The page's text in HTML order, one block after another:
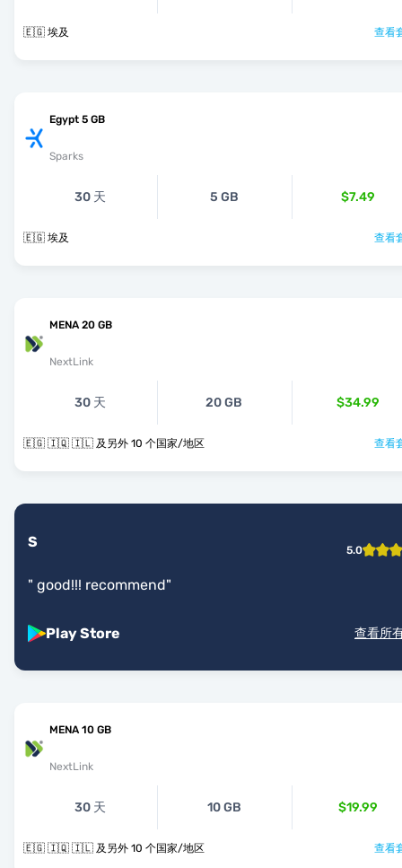
🇪🇬 埃及 查看
Egypt 5 GB
Sparks
30 天 5 GB $7.49
🇪🇬 埃及 查看
MENA 20 GB
NextLink
30 天 20 GB $34.99
🇪🇬 🇮🇶 🇮🇱 及另外 10 个国家/地区 查看
S 5.0
" good!!! recommend"
Play Store 查看所
MENA 10 GB
NextLink
30 天 10 GB $19.99
🇪🇬 🇮🇶 🇮🇱 及另外 10 个国家/地区 查看